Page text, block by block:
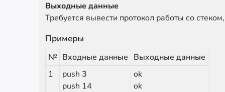
Выходные данные
Требуется вывести протокол работы со
Примеры
№ Входные данные Выходные данные
1
push 3
push 14
ok
ok